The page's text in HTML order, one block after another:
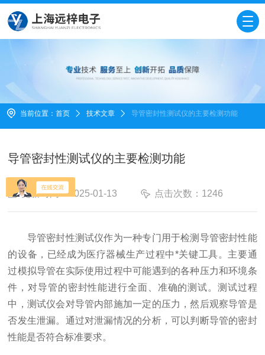
当前位置： 首页 技术文章 导管密封性测试仪的主要检测功能
导管密封性测试仪的主要检测功能
更新时间：2025-01-13 点击次数：1246
导管密封性测试仪作为一种专门用于检测导管密封性能
的设备，已经成为医疗器械生产过程中*关键工具。主要通
过模拟导管在实际使用过程中可能遇到的各种压力和环境条
件，对导管的密封性能进行全面、准确的测试。测试过程
中，测试仪会对导管内部施加一定的压力，然后观察导管是
否发生泄漏。通过对泄漏情况的分析，可以判断导管的密封
性能是否符合标准要求。